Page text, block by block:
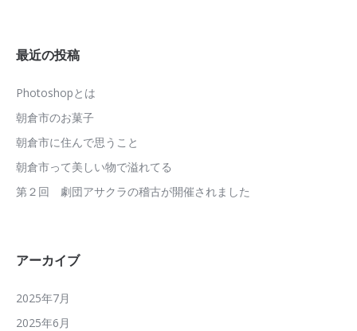
最近の投稿
Photoshopとは
朝倉市のお菓子
朝倉市に住んで思うこと
朝倉市って美しい物で溢れてる
第２回 劇団アサクラの稽古が開催されました
アーカイブ
2025年7月
2025年6月